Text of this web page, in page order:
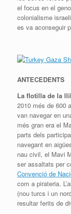
el focus en el
colonialisme
es va aconseguir
ANTECEDENTS
La flotilla de la
2010 més de 600
van navegar en
més gran era el
parts dels
navegant en
nau civil, el Mavi
ser assaltats per
Convenció de
com a pirateria.
(nou turcs i un
resultar ferits de